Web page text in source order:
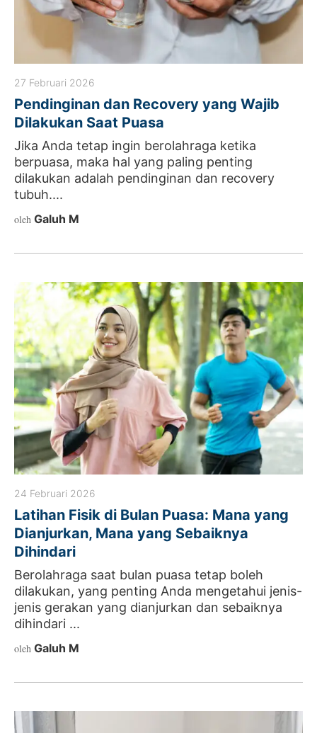
27 Februari 2026
Pendinginan dan Recovery yang Wajib
Dilakukan Saat Puasa
Jika Anda tetap ingin berolahraga ketika
berpuasa, maka hal yang paling penting
dilakukan adalah pendinginan dan recovery
tubuh....
oleh Galuh M
24 Februari 2026
Latihan Fisik di Bulan Puasa: Mana yang
Dianjurkan, Mana yang Sebaiknya
Dihindari
Berolahraga saat bulan puasa tetap boleh
dilakukan, yang penting Anda mengetahui jenis-
jenis gerakan yang dianjurkan dan sebaiknya
dihindari ...
oleh Galuh M